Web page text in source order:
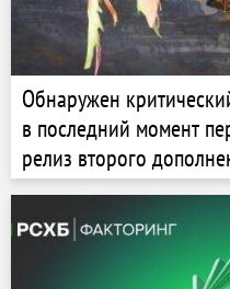
Обнаружен
в последний момент
релиз второго
the Spires для Avatar:
Pandora